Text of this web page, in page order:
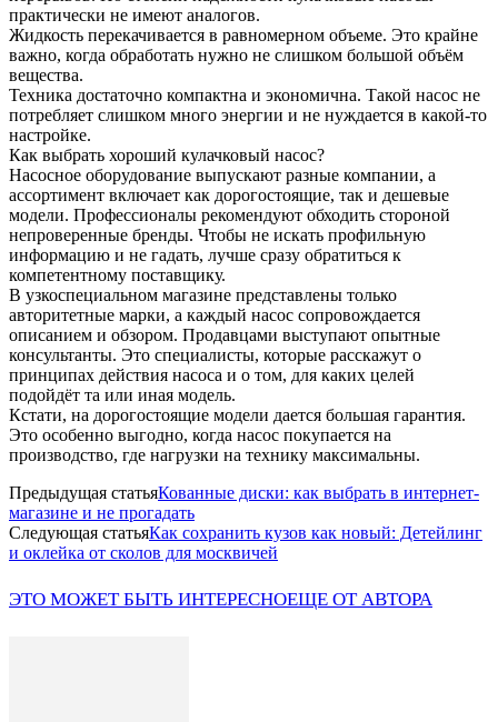
практически не имеют аналогов.
Жидкость перекачивается в равномерном объеме. Это крайне
важно, когда обработать нужно не слишком большой объём
вещества.
Техника достаточно компактна и экономична. Такой насос не
потребляет слишком много энергии и не нуждается в какой-то
настройке.
Как выбрать хороший кулачковый насос?
Насосное оборудование выпускают разные компании, а
ассортимент включает как дорогостоящие, так и дешевые
модели. Профессионалы рекомендуют обходить стороной
непроверенные бренды. Чтобы не искать профильную
информацию и не гадать, лучше сразу обратиться к
компетентному поставщику.
В узкоспециальном магазине представлены только
авторитетные марки, а каждый насос сопровождается
описанием и обзором. Продавцами выступают опытные
консультанты. Это специалисты, которые расскажут о
принципах действия насоса и о том, для каких целей
подойдёт та или иная модель.
Кстати, на дорогостоящие модели дается большая гарантия.
Это особенно выгодно, когда насос покупается на
производство, где нагрузки на технику максимальны.
Предыдущая статьяКованные диски: как выбрать в интернет-
магазине и не прогадать
Следующая статьяКак сохранить кузов как новый: Детейлинг
и оклейка от сколов для москвичей
ЭТО МОЖЕТ БЫТЬ ИНТЕРЕСНОЕЩЕ ОТ АВТОРА